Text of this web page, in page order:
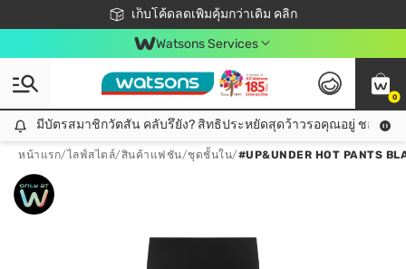
เก็บโค้ดลดเพิ่มคุ้มกว่าเดิม คลิก
ชอปออนไลน์ครั้งแรก ลดเพิ่มจุก ๆ 10%! 🎉
📦ส่งฟรี! เมื่อชอป 499฿
สมาชิกวัตสัน คลับดียังไง?
Watsons Services
0
มีบัตรสมาชิกวัตสัน คลับรึยัง? สิทธิประหยัดสุดว้าวรอคุณอยู่ ชอปคุ้มกว่าเดิม คลิก!
มีบัตรสมาชิกวัตสัน คลับรึยัง? สิทธิประหยัดสุดว้าวรอคุณอยู่ ชอปคุ้มก
หน้าแรก/ไลฟ์สไตล์/สินค้าแฟชัน/ชุดชั้นใน/#UP&UNDER HOT PANTS